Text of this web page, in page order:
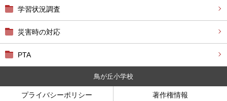
学習状況調査
災害時の対応
PTA
鳥が丘小学校
プライバシーポリシー 著作権情報